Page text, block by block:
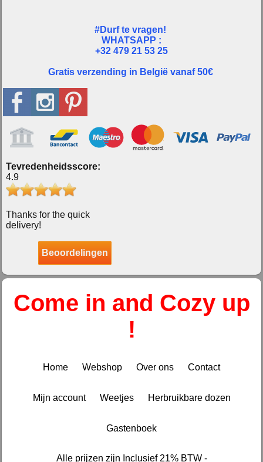
#Durf te vragen!
WHATSAPP :
+32 479 21 53 25
Gratis verzending in België vanaf 50€
Tevredenheidsscore:
4.9
Thanks for the quick
delivery!
Beoordelingen
Come in and Cozy up
!
Home Webshop Over ons Contact
Mijn account Weetjes Herbruikbare dozen
Gastenboek
Alle prijzen zijn Inclusief 21% BTW -